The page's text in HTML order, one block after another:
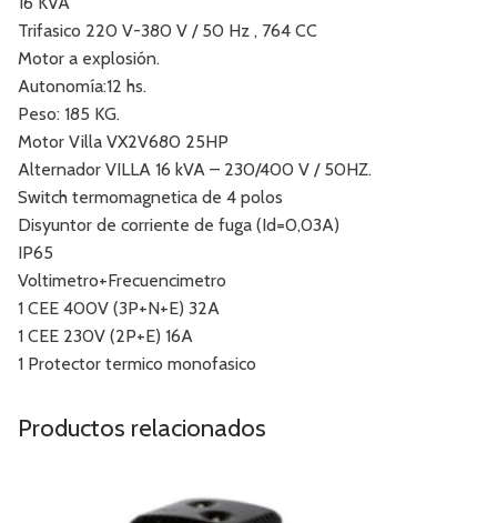
Trifasico 220 V-380 V / 50 Hz , 764 CC
Motor a explosión.
Autonomía:12 hs.
Peso: 185 KG.
Motor Villa VX2V680 25HP
Alternador VILLA 16 kVA – 230/400 V / 50HZ.
Switch termomagnetica de 4 polos
Disyuntor de corriente de fuga (Id=0,03A)
IP65
Voltimetro+Frecuencimetro
1 CEE 400V (3P+N+E) 32A
1 CEE 230V (2P+E) 16A
1 Protector termico monofasico
Productos relacionados